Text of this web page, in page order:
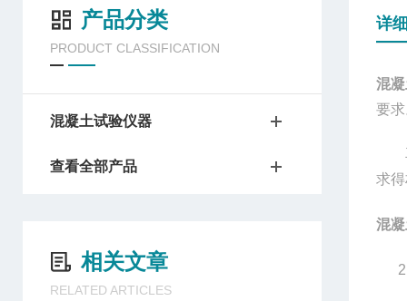
产品分类
PRODUCT CLASSIFICATION
混凝土试验仪器
查看全部产品
相关文章
RELATED ARTICLES
详
混
要
主
求
混
2